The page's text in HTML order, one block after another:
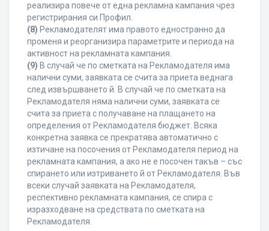
реализира повече от една рекламна кампания чрез
регистрирания си Профил.
(8) Рекламодателят има правото едностранно да
променя и реорганизира параметрите и периода на
активност на рекламната кампания.
(9) В случай че по сметката на Рекламодателя има
налични суми, заявката се счита за приета веднага
след извършването й. В случай че по сметката на
Рекламодателя няма налични суми, заявката се
счита за приета с получаване на плащането на
определения от Рекламодателя бюджет. Всяка
конкретна заявка се прекратява автоматично с
изтичане на посочения от Рекламодателя период на
рекламната кампания, а ако не е посочен такъв – със
спирането или изтриването й от Рекламодателя. Във
всеки случай заявката на Рекламодателя,
респективно рекламната кампания, се спира с
изразходване на средствата по сметката на
Рекламодателя.